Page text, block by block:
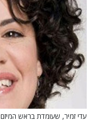
עדי זמיר, שעומדת בראש המיזם Pink view. צילום עצמי